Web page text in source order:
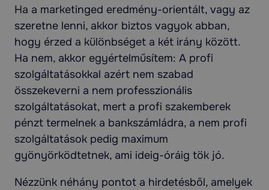
Ha a marketinged eredmény-orientált, vagy az
szeretne lenni, akkor biztos vagyok abban,
hogy érzed a különbséget a két irány között.
Ha nem, akkor egyértelműsítem: A profi
szolgáltatásokkal azért nem szabad
összekeverni a nem professzionális
szolgáltatásokat, mert a profi szakemberek
pénzt termelnek a bankszámládra, a nem profi
szolgáltatások pedig maximum
gyönyörködtetnek, ami ideig-óráig tök jó.
Nézzünk néhány pontot a hirdetésből, amelyek